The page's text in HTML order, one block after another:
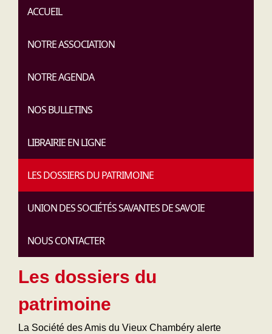
ACCUEIL
NOTRE ASSOCIATION
NOTRE AGENDA
NOS BULLETINS
LIBRAIRIE EN LIGNE
LES DOSSIERS DU PATRIMOINE
UNION DES SOCIÉTÉS SAVANTES DE SAVOIE
NOUS CONTACTER
Les dossiers du
patrimoine
La Société des Amis du Vieux Chambéry alerte